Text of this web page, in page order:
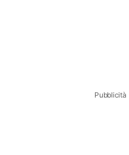
Pubblicità